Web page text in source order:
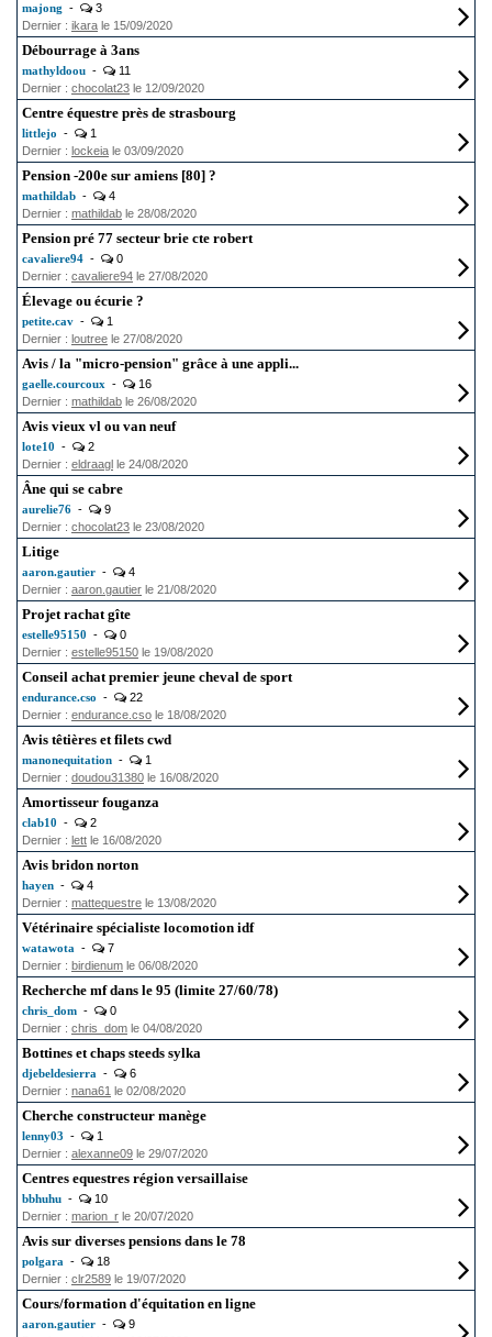
majong -
3
Dernier : ikara le 15/09/2020
Débourrage à 3ans
mathyldoou -
11
Dernier : chocolat23 le 12/09/2020
Centre équestre près de strasbourg
littlejo -
1
Dernier : lockeia le 03/09/2020
Pension -200e sur amiens [80] ?
mathildab -
4
Dernier : mathildab le 28/08/2020
Pension pré 77 secteur brie cte robert
cavaliere94 -
0
Dernier : cavaliere94 le 27/08/2020
Élevage ou écurie ?
petite.cav -
1
Dernier : loutree le 27/08/2020
Avis / la "micro-pension" grâce à une appli...
gaelle.courcoux -
16
Dernier : mathildab le 26/08/2020
Avis vieux vl ou van neuf
lote10 -
2
Dernier : eldraagl le 24/08/2020
Âne qui se cabre
aurelie76 -
9
Dernier : chocolat23 le 23/08/2020
Litige
aaron.gautier -
4
Dernier : aaron.gautier le 21/08/2020
Projet rachat gîte
estelle95150 -
0
Dernier : estelle95150 le 19/08/2020
Conseil achat premier jeune cheval de sport
endurance.cso -
22
Dernier : endurance.cso le 18/08/2020
Avis têtières et filets cwd
manonequitation -
1
Dernier : doudou31380 le 16/08/2020
Amortisseur fouganza
clab10 -
2
Dernier : lett le 16/08/2020
Avis bridon norton
hayen -
4
Dernier : mattequestre le 13/08/2020
Vétérinaire spécialiste locomotion idf
watawota -
7
Dernier : birdienum le 06/08/2020
Recherche mf dans le 95 (limite 27/60/78)
chris_dom -
0
Dernier : chris_dom le 04/08/2020
Bottines et chaps steeds sylka
djebeldesierra -
6
Dernier : nana61 le 02/08/2020
Cherche constructeur manège
lenny03 -
1
Dernier : alexanne09 le 29/07/2020
Centres equestres région versaillaise
bbhuhu -
10
Dernier : marion_r le 20/07/2020
Avis sur diverses pensions dans le 78
polgara -
18
Dernier : clr2589 le 19/07/2020
Cours/formation d'équitation en ligne
aaron.gautier -
9